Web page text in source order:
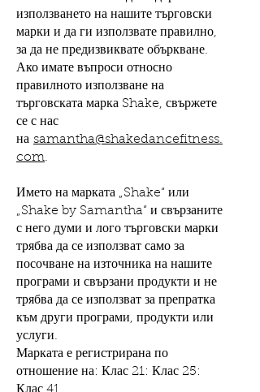
използването на нашите търговски
марки и да ги използвате правилно,
за да не предизвиквате объркване.
Ако имате въпроси относно
правилното използване на
търговската марка Shake, свържете
се с нас
на samantha@shakedancefitness.
com.
Името на марката „Shake“ или
„Shake by Samantha“ и свързаните
с него думи и лого търговски марки
трябва да се използват само за
посочване на източника на нашите
програми и свързани продукти и не
трябва да се използват за препратка
към други програми, продукти или
услуги.
Марката е регистрирана по
отношение на: Клас 21: Клас 25: